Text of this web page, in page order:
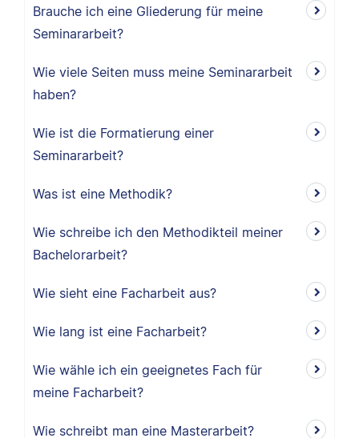
Brauche ich eine Gliederung für meine
Seminararbeit?
Wie viele Seiten muss meine Seminararbeit
haben?
Wie ist die Formatierung einer
Seminararbeit?
Was ist eine Methodik?
Wie schreibe ich den Methodikteil meiner
Bachelorarbeit?
Wie sieht eine Facharbeit aus?
Wie lang ist eine Facharbeit?
Wie wähle ich ein geeignetes Fach für
meine Facharbeit?
Wie schreibt man eine Masterarbeit?